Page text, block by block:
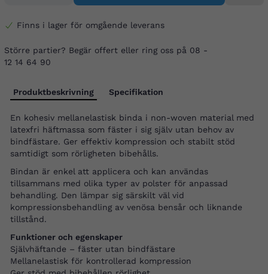
Finns i lager för omgående leverans
Större partier? Begär offert eller ring oss på 08 -
12 14 64 90
Produktbeskrivning Specifikation
En kohesiv mellanelastisk binda i non-woven material med
latexfri häftmassa som fäster i sig själv utan behov av
bindfästare. Ger effektiv kompression och stabilt stöd
samtidigt som rörligheten bibehålls.
Bindan är enkel att applicera och kan användas
tillsammans med olika typer av polster för anpassad
behandling. Den lämpar sig särskilt väl vid
kompressionsbehandling av venösa bensår och liknande
tillstånd.
Funktioner och egenskaper
Självhäftande – fäster utan bindfästare
Mellanelastisk för kontrollerad kompression